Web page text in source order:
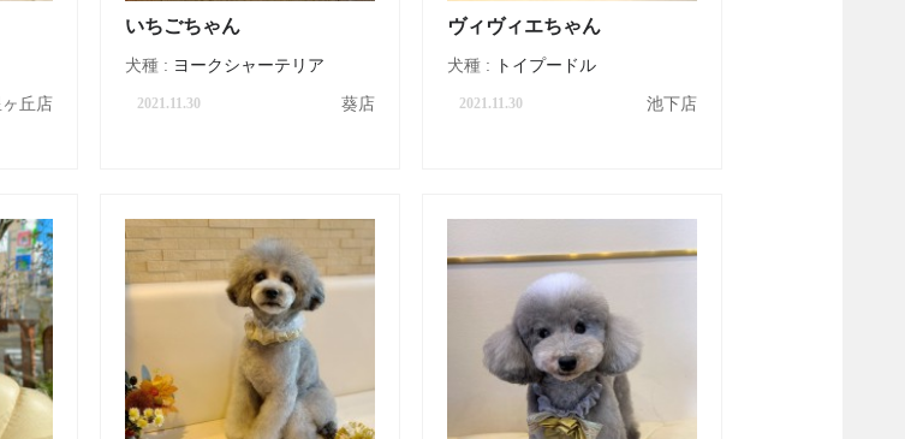
丘店
いちごちゃん
犬種 : ヨークシャーテリア
2021.11.30 葵店
ヴィヴィエちゃん
犬種 : トイプードル
2021.11.30 池下店